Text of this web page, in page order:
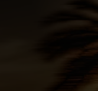
アストンマーティン